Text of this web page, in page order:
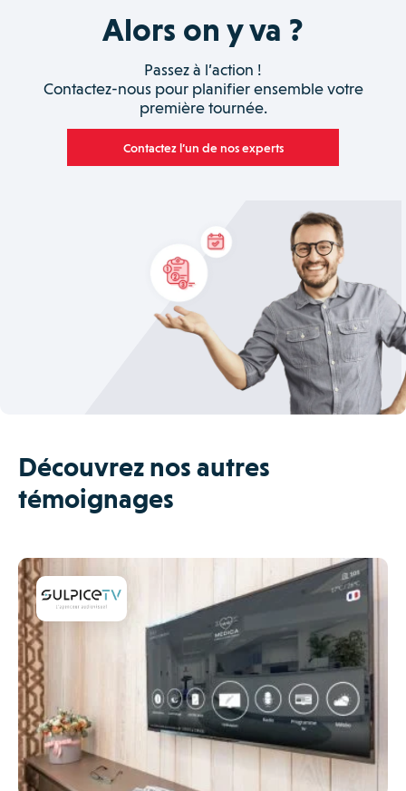
Alors on y va ?
Passez à l’action !
Contactez-nous pour planifier ensemble votre
première tournée.
Contactez l’un de nos experts
Découvrez nos autres
témoignages